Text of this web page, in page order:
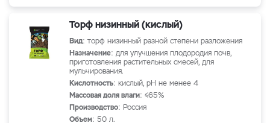
Торф низинный (кислый)
Вид: торф низинный разной степени разложения
Назначение: для улучшения плодородия почв,
приготовления растительных смесей, для
мульчирования.
Кислотность: кислый, рН не менее 4
Массовая доля влаги: ≤65%
Производство: Россия
Объем: 50 л.